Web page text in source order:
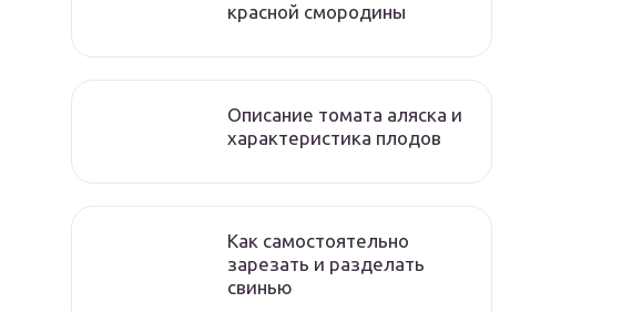
красной смородины
Описание томата аляска и
характеристика плодов
Как самостоятельно
зарезать и разделать
свинью